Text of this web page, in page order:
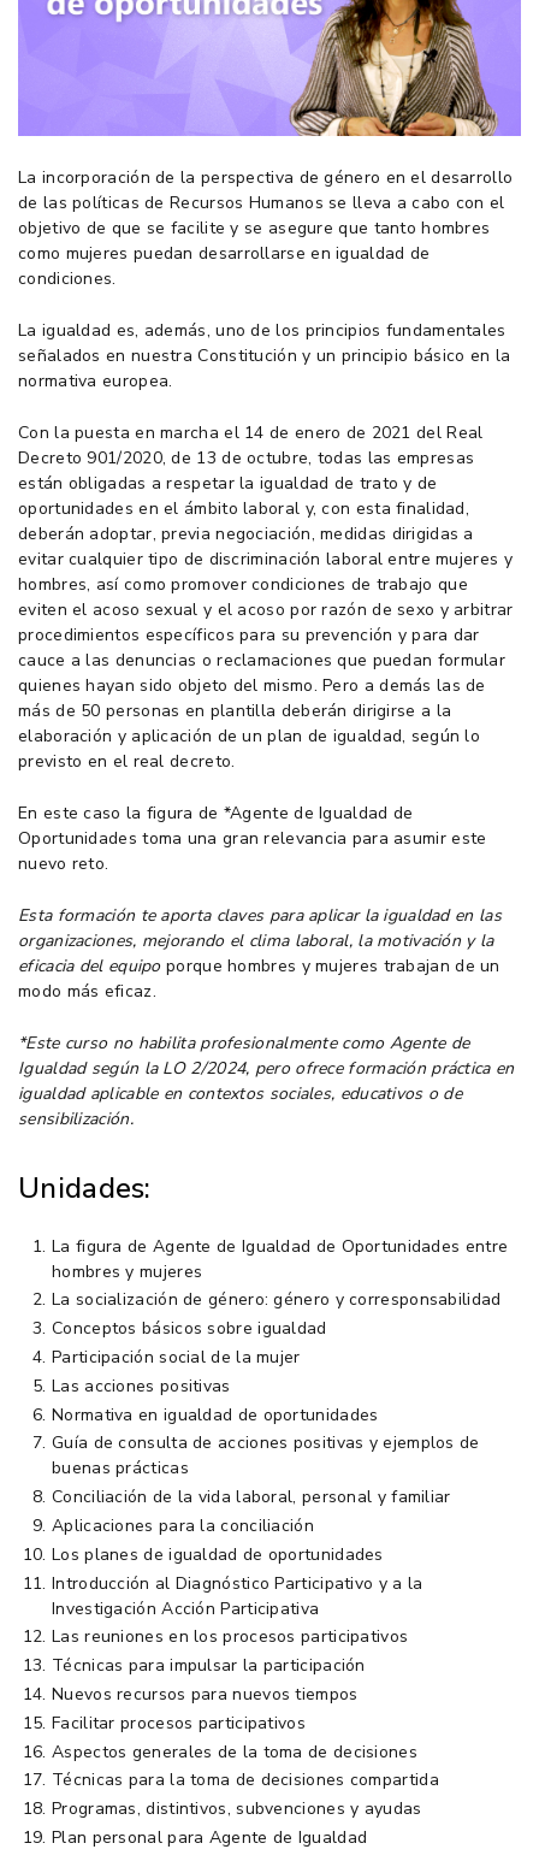
La incorporación de la perspectiva de género en el desarrollo
de las políticas de Recursos Humanos se lleva a cabo con el
objetivo de que se facilite y se asegure que tanto hombres
como mujeres puedan desarrollarse en igualdad de
condiciones.
La igualdad es, además, uno de los principios fundamentales
señalados en nuestra Constitución y un principio básico en la
normativa europea.
Con la puesta en marcha el 14 de enero de 2021 del Real
Decreto 901/2020, de 13 de octubre, todas las empresas
están obligadas a respetar la igualdad de trato y de
oportunidades en el ámbito laboral y, con esta finalidad,
deberán adoptar, previa negociación, medidas dirigidas a
evitar cualquier tipo de discriminación laboral entre mujeres y
hombres, así como promover condiciones de trabajo que
eviten el acoso sexual y el acoso por razón de sexo y arbitrar
procedimientos específicos para su prevención y para dar
cauce a las denuncias o reclamaciones que puedan formular
quienes hayan sido objeto del mismo. Pero a demás las de
más de 50 personas en plantilla deberán dirigirse a la
elaboración y aplicación de un plan de igualdad, según lo
previsto en el real decreto.
En este caso la figura de *Agente de Igualdad de
Oportunidades toma una gran relevancia para asumir este
nuevo reto.
Esta formación te aporta claves para aplicar la igualdad en las
organizaciones, mejorando el clima laboral, la motivación y la
eficacia del equipoporque hombres y mujeres trabajan de un
modo más eficaz.
*Este curso no habilita profesionalmente como Agente de
Igualdad según la LO 2/2024, pero ofrece formación práctica en
igualdad aplicable en contextos sociales, educativos o de
sensibilización.
Unidades:
La figura de Agente de Igualdad de Oportunidades entre
hombres y mujeres
La socialización de género: género y corresponsabilidad
Conceptos básicos sobre igualdad
Participación social de la mujer
Las acciones positivas
Normativa en igualdad de oportunidades
Guía de consulta de acciones positivas y ejemplos de
buenas prácticas
Conciliación de la vida laboral, personal y familiar
Aplicaciones para la conciliación
Los planes de igualdad de oportunidades
Introducción al Diagnóstico Participativo y a la
Investigación Acción Participativa
Las reuniones en los procesos participativos
Técnicas para impulsar la participación
Nuevos recursos para nuevos tiempos
Facilitar procesos participativos
Aspectos generales de la toma de decisiones
Técnicas para la toma de decisiones compartida
Programas, distintivos, subvenciones y ayudas
Plan personal para Agente de Igualdad